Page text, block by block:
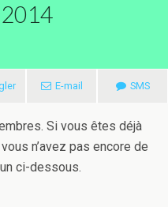
E-mail SMS
Si vous êtes déjà
n’avez pas encore de
ci-dessous.